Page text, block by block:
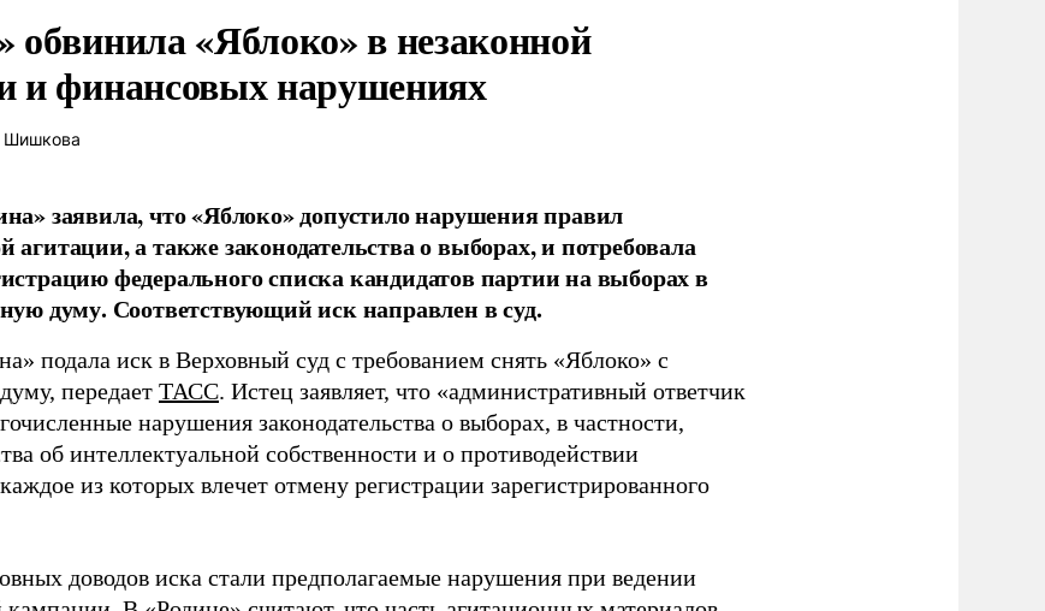
обвинила «Яблоко» в незаконной
и финансовых нарушениях
Шишкова
заявила, что «Яблоко» допустило нарушения правил
агитации, а также законодательства о выборах, и потребовала
федерального списка кандидатов партии на выборах в
думу. Соответствующий иск направлен в суд.
подала иск в Верховный суд с требованием снять «Яблоко» с
передает ТАСС. Истец заявляет, что «административный ответчик
нарушения законодательства о выборах, в частности,
об интеллектуальной собственности и о противодействии
из которых влечет отмену регистрации зарегистрированного
доводов иска стали предполагаемые нарушения при ведении